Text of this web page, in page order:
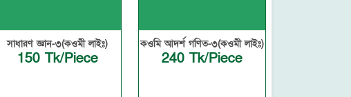
সাধারণ জ্ঞান-৩(কওমী লাইঃ)
150 Tk/Piece
কওমি আদর্শ গণিত-৩(কওমী লাইঃ)
240 Tk/Piece